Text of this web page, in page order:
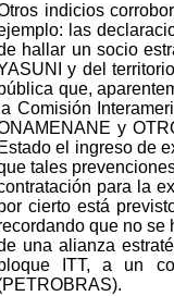
indicios
las
hallar un socio
y del
que,
la Comisión
y
Estado el ingreso de
tales
para la
cierto está
que no se
una alianza
bloque ITT, a un